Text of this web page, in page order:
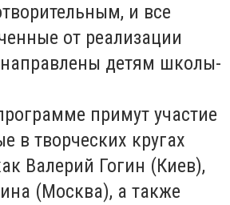
и все
от реализации
направлены детям школы-
примут участие
в творческих кругах
Валерий Гогин (Киев),
(Москва), а также